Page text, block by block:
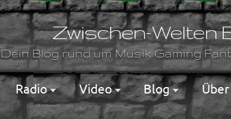
Zwischen-Welten
Dein Blog rund um Musik Gaming
Radio Video Blog